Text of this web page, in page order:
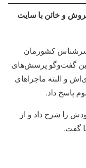
و خائن با سایت
سرشناس کشورمان
این گفت‌وگو پرسش‌های
و البته ماجراهای
پاسخ داد.
را شرح داد و از
گفت.